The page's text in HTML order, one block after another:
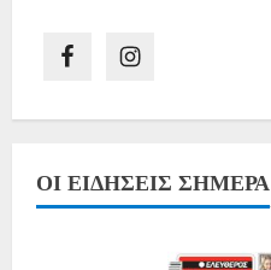
ΟΙ ΕΙΔΉΣΕΙΣ ΣΉΜΕΡΑ